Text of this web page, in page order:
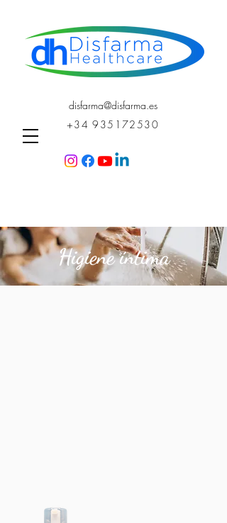
disfarma@disfarma.es
+34 935172530
Higiene íntima